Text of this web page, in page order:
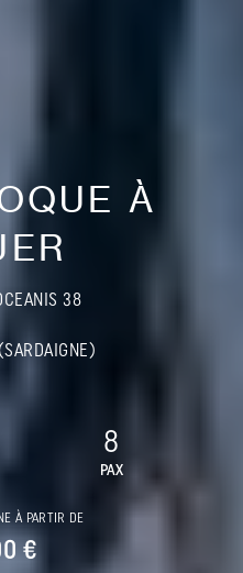
À
38
8
PAX
À PARTIR DE
€